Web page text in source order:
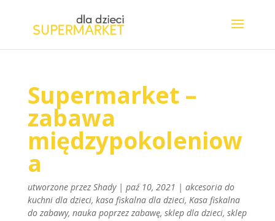
Supermarket –
zabawa
międzypokoleniow
a
utworzone przez Shady| paź 10, 2021 | akcesoria do
kuchni dla dzieci, kasa fiskalna dla dzieci, Kasa fiskalna
do zabawy, nauka poprzez zabawę, sklep dla dzieci, sklep